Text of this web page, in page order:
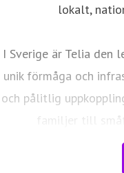
lokalt,
I Sverige är Telia den
unik förmåga och
och pålitlig
familjer till
verksamheter. Vi
vardagen och är